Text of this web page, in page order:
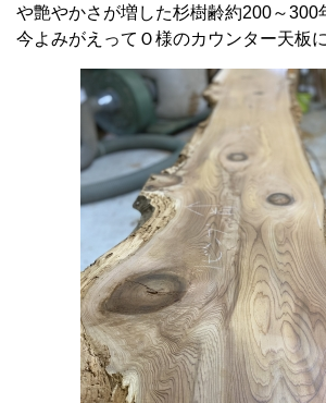
や艶やかさが増した杉樹齢約200～300
今よみがえってＯ様のカウンター天板に